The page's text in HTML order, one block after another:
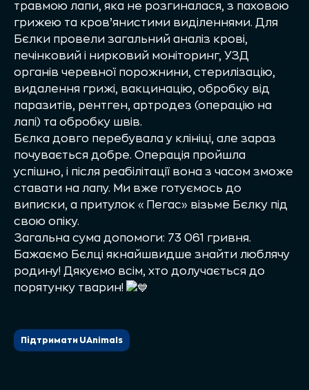
травмою лапи, яка не розгиналася, з паховою
грижею та кров’янистими виділеннями. Для
Бєлки провели загальний аналіз крові,
печінковий і нирковий моніторинг, УЗД
органів черевної порожнини, стерилізацію,
видалення грижі, вакцинацію, обробку від
паразитів, рентген, артродез (операцію на
лапі) та обробку швів.
Бєлка довго перебувала у клініці, але зараз
почувається добре. Операція пройшла
успішно, і після реабілітації вона з часом зможе
ставати на лапу. Ми вже готуємось до
виписки, а притулок «Пегас» візьме Бєлку під
свою опіку.
Загальна сума допомоги: 73 061 гривня.
Бажаємо Бєлці якнайшвидше знайти люблячу
родину! Дякуємо всім, хто долучається до
порятунку тварин!
Підтримати UAnimals